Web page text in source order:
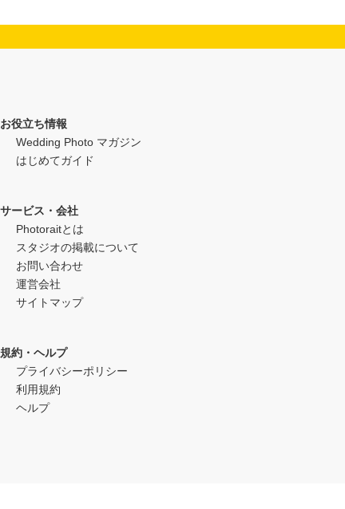
お役立ち情報
Wedding Photo マガジン
はじめてガイド
サービス・会社
Photoraitとは
スタジオの掲載について
お問い合わせ
運営会社
サイトマップ
規約・ヘルプ
プライバシーポリシー
利用規約
ヘルプ